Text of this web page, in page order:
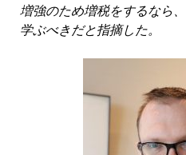
増強のため増税をするなら
学ぶべきだと指摘した。